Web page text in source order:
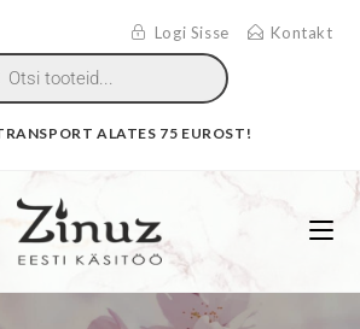
Logi Sisse Kontakt
ALATES 75 EUROST!